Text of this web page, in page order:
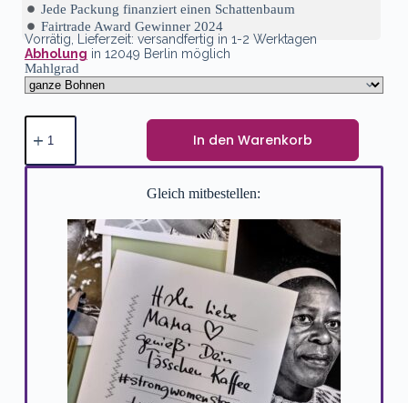
Jede Packung finanziert einen Schattenbaum
Fairtrade Award Gewinner 2024
Vorrätig , Lieferzeit: versandfertig in 1-2 Werktagen
Abholung in 12049 Berlin möglich
Mahlgrad
In den Warenkorb
Gleich mitbestellen: